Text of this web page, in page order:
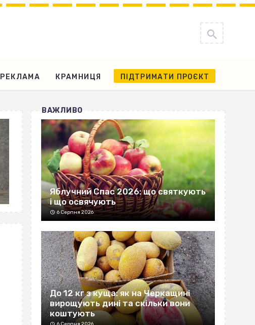
РЕКЛАМА КРАМНИЦЯ ПІДТРИМАТИ ПРОЄКТ
ВАЖЛИВО
Яблучний Спас 2026: що святкують
і що освячують
6 Серпня 2026
До 12 кг з куща: як на Черкащині
вирощують дині та скільки вони
коштують